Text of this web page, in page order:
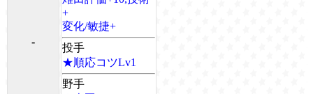
-
+
変化/敏捷+
投手
★順応コツLv1
野手